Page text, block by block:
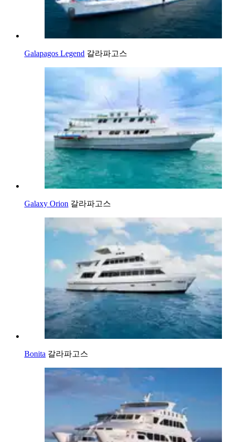
Galapagos Legend 갈라파고스
Galaxy Orion 갈라파고스
Bonita 갈라파고스